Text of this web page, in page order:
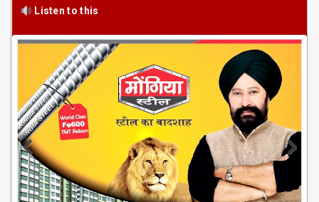
Listen to this